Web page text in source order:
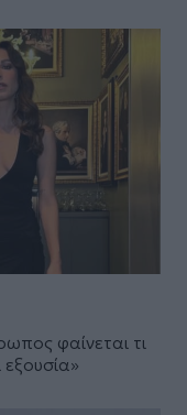
φαίνεται τι